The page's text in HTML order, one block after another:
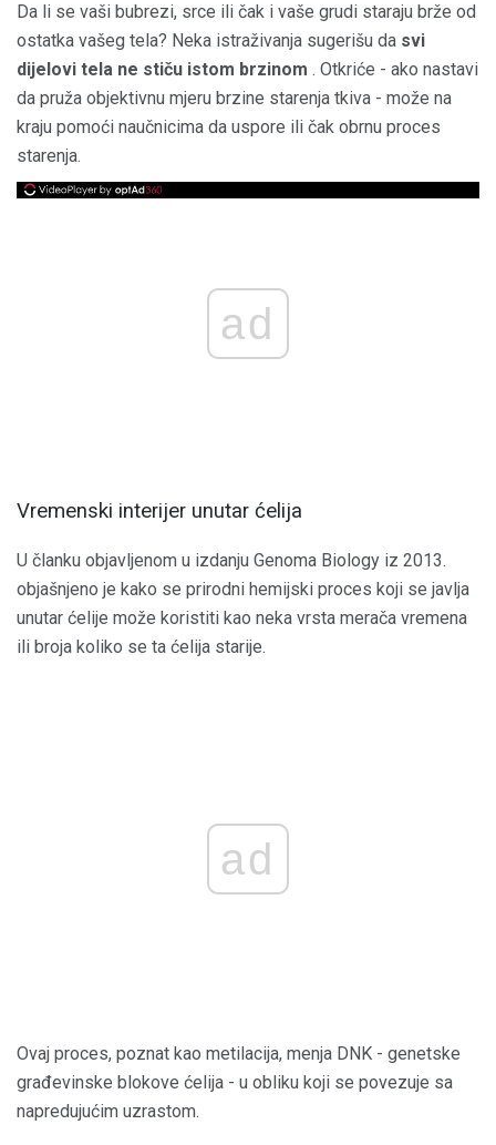
Da li se vaši bubrezi, srce ili čak i vaše grudi staraju brže od
ostatka vašeg tela? Neka istraživanja sugerišu da svi
dijelovi tela ne stiču istom brzinom . Otkriće - ako nastavi
da pruža objektivnu mjeru brzine starenja tkiva - može na
kraju pomoći naučnicima da uspore ili čak obrnu proces
starenja.
ad
Vremenski interijer unutar ćelija
U članku objavljenom u izdanju Genoma Biology iz 2013.
objašnjeno je kako se prirodni hemijski proces koji se javlja
unutar ćelije može koristiti kao neka vrsta merača vremena
ili broja koliko se ta ćelija starije.
ad
Ovaj proces, poznat kao metilacija, menja DNK - genetske
građevinske blokove ćelija - u obliku koji se povezuje sa
napredujućim uzrastom.